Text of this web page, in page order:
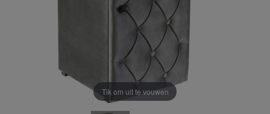
Tik om uit te vouwen